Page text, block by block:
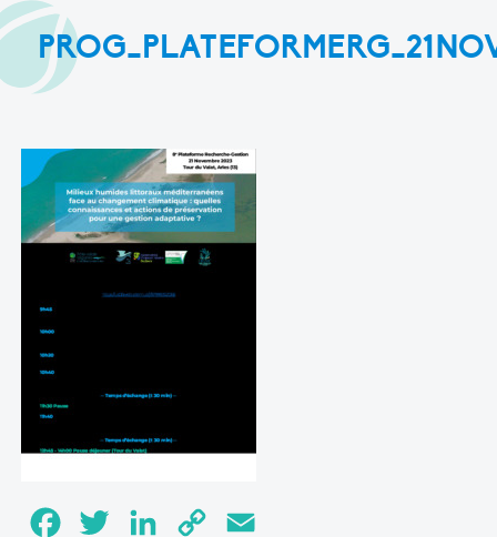
FacebookTwitter LinkedInCopy